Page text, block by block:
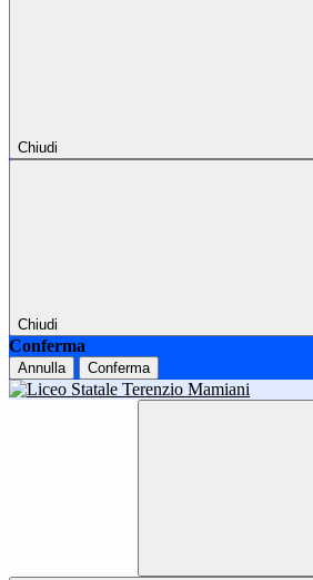
Chiudi
Chiudi
Conferma
Annulla Conferma